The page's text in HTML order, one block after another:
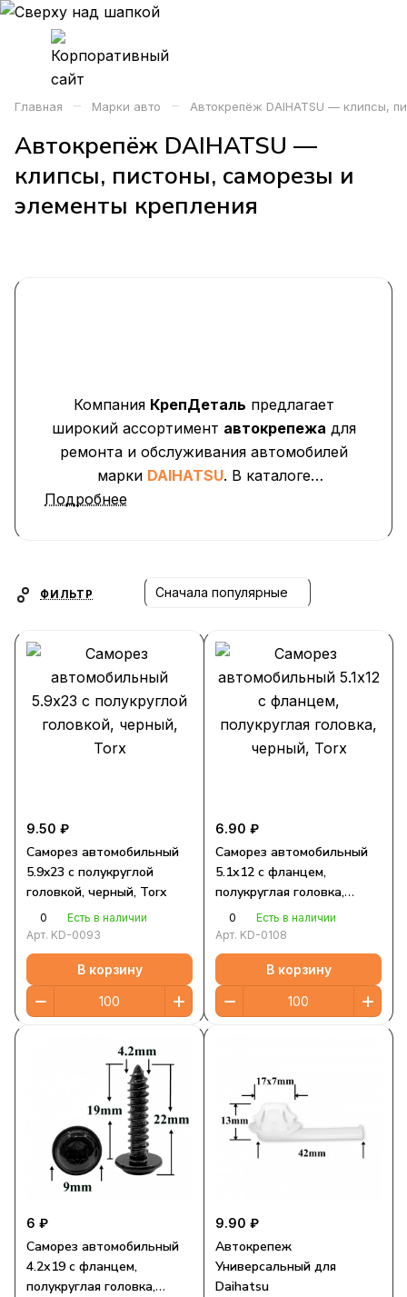
Главная – Марки авто – Автокрепёж DAIHATSU — клипсы,
Автокрепёж DAIHATSU —
клипсы, пистоны, саморезы и
элементы крепления
Компания КрепДеталь предлагает
широкий ассортимент автокрепежа для
ремонта и обслуживания автомобилей
марки DAIHATSU. В каталоге
представлены
подкрылков, облицовок и пластиковых
Подробнее
ФИЛЬТР Сначала популярные
9.50 ₽
Саморез автомобильный
5.9x23 с полукруглой
головкой, черный, Torx
0
Есть в наличии
Арт. KD-0093
В корзину
6.90 ₽
Саморез автомобильный
5.1х12 с фланцем,
полукруглая головка,
черный, Torx
0
Есть в наличии
Арт. KD-0108
В корзину
6 ₽
Саморез автомобильный
4.2х19 с фланцем,
полукруглая головка,
9.90 ₽
Автокрепеж
Универсальный для
Daihatsu